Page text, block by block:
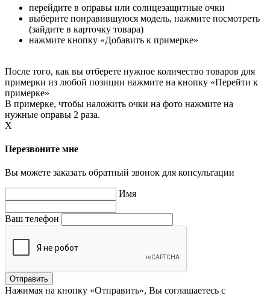
перейдите в оправы или солнцезащитные очки
выберите понравившуюся модель, нажмите посмотреть
(зайдите в карточку товара)
нажмите кнопку «Добавить к примерке»
После того, как вы отберете нужное количество товаров для
примерки из любой позиции нажмите на кнопку «Перейти к
примерке»
В примерке, чтобы наложить очки на фото нажмите на
нужные оправы 2 раза.
X
Перезвоните мне
Вы можете заказать обратный звонок для консультации
Имя
Ваш телефон
Нажимая на кнопку «Отправить», Вы соглашаетесь с